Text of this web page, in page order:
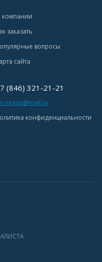
компании
заказать
вопросы
сайта
(846) 321-21-21
reaviz@mail.ru
конфиденциальности